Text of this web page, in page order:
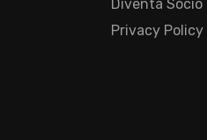
Diventa Socio
Privacy Policy